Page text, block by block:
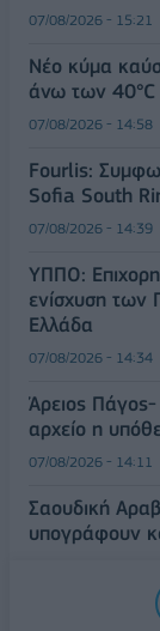
07/08/2026 - 15:21
Νέο κύμα
άνω των 40°C
07/08/2026 - 14:58
Fourlis:
Sofia South
07/08/2026 - 14:39
ΥΠΠΟ:
ενίσχυση των
Ελλάδα
07/08/2026 - 14:34
Άρειος
αρχείο η
07/08/2026 - 14:11
Σαουδική
υπογράφουν